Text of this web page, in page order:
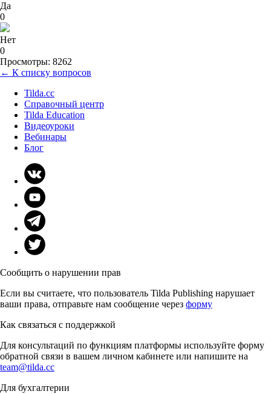
Да
0
Нет
0
Просмотры: 8262
← К списку вопросов
Tilda.cc
Справочный центр
Tilda Education
Видеоуроки
Вебинары
Блог
Сообщить о нарушении прав
Если вы считаете, что пользователь Tilda Publishing нарушает
ваши права, отправьте нам сообщение через форму
Как связаться с поддержкой
Для консультаций по функциям платформы используйте форму
обратной связи в вашем личном кабинете или напишите на
team@tilda.cc
Для бухгалтерии